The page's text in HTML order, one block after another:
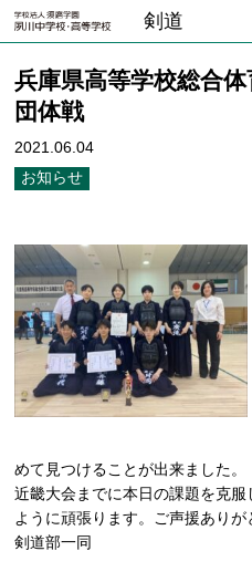
剣道
兵庫県高等学校総合
団体戦
2021.06.04
お知らせ
めて見つけることが出来ました。
近畿大会までに本日の課題を克
ように頑張ります。ご声援ありが
剣道部一同